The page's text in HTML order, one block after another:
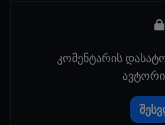
კომენტარის